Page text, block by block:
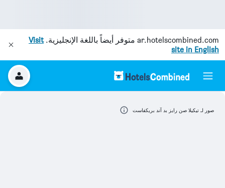
ar.hotelscombined.com متوفر أيضاً باللغة الإنجليزية.Visit
site in English
صور لـ تيكيلا صن رايز بد آند بريكفاست